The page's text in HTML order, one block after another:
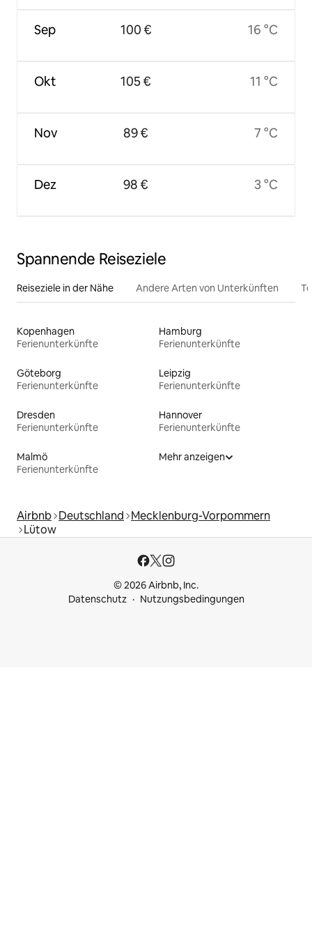
Sep
Okt
Nov
Dez
100 €
105 €
89 €
98 €
16 °C
11 °C
7 °C
3 °C
Spannende Reiseziele
Reiseziele in der Nähe Andere Arten von Unterkünften
Kopenhagen
Ferienunterkünfte
Hamburg
Ferienunterkünfte
Göteborg
Ferienunterkünfte
Leipzig
Ferienunterkünfte
Dresden
Ferienunterkünfte
Hannover
Ferienunterkünfte
Malmö
Ferienunterkünfte
Mehr anzeigen
Airbnb Deutschland Mecklenburg-Vorpommern
Lütow
© 2026 Airbnb, Inc.
Datenschutz
Nutzungsbedingungen